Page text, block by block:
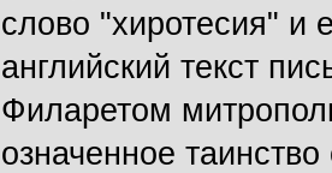
слово "хиротесия" и
английский текст
Филаретом
означенное